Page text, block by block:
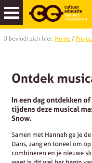
Cultuurmenu|
U bevindt zich hier: Home/
Ontdek
In een dag ontdekken
tijdens deze musical
Snow.
Samen met Hannah ga je
Dans, zang en toneel om
combineren en je nieuwe